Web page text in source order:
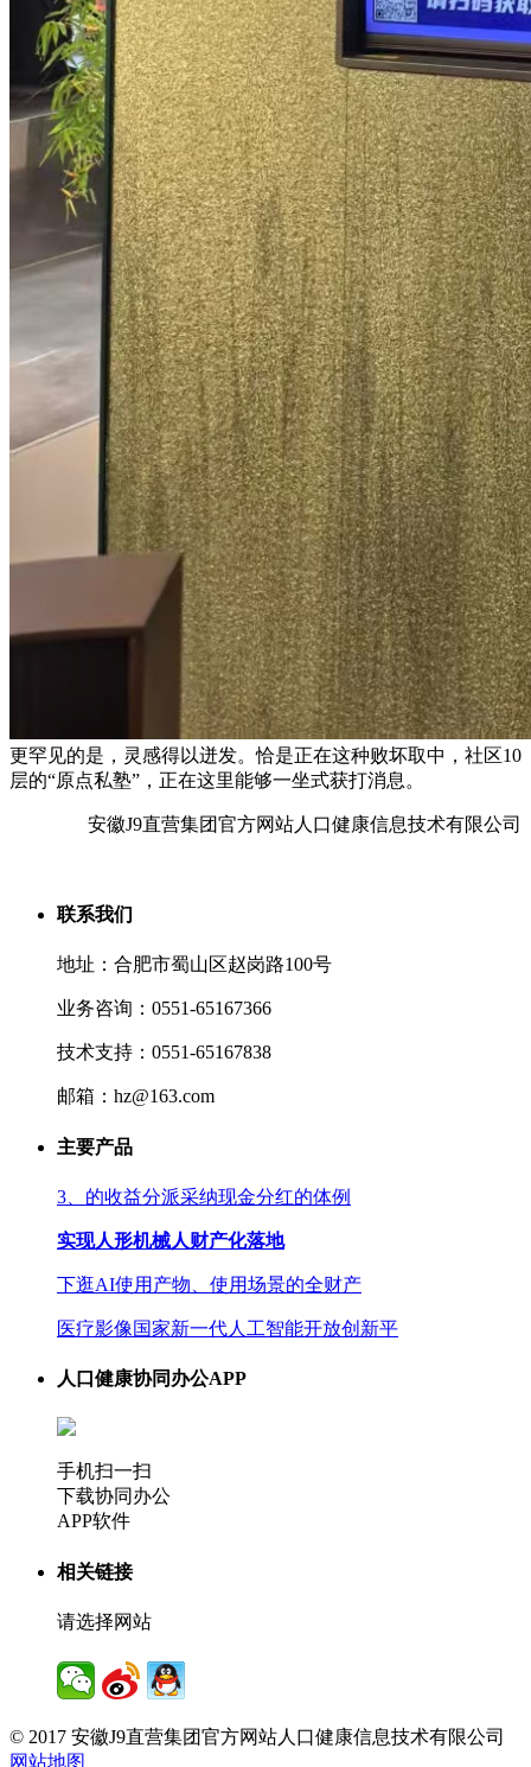
更罕见的是，灵感得以迸发。恰是正在这种败坏取中，社区10
层的“原点私塾”，正在这里能够一坐式获打消息。
安徽J9直营集团官方网站人口健康信息技术有限公司
联系我们
地址：合肥市蜀山区赵岗路100号
业务咨询：0551-65167366
技术支持：0551-65167838
邮箱：hz@163.com
主要产品
3、的收益分派采纳现金分红的体例
实现人形机械人财产化落地
下逛AI使用产物、使用场景的全财产
医疗影像国家新一代人工智能开放创新平
人口健康协同办公APP
手机扫一扫
下载协同办公
APP软件
相关链接
请选择网站
© 2017 安徽J9直营集团官方网站人口健康信息技术有限公司
网站地图